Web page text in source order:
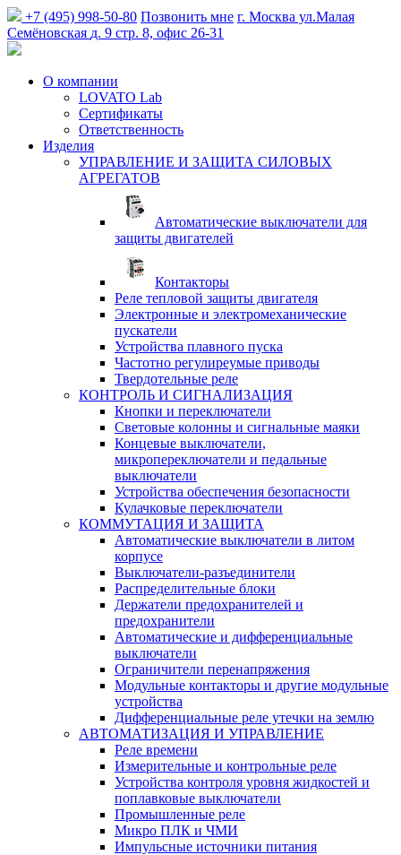
+7 (495) 998-50-80 Позвонить мне г. Москва ул.Малая
Семёновская д. 9 стр. 8, офис 26-31
О компании
LOVATO Lab
Сертификаты
Ответственность
Изделия
УПРАВЛЕНИЕ И ЗАЩИТА СИЛОВЫХ
АГРЕГАТОВ
Автоматические выключатели для
защиты двигателей
Контакторы
Реле тепловой защиты двигателя
Электронные и электромеханические
пускатели
Устройства плавного пуска
Частотно регулиреумые приводы
Твердотельные реле
КОНТРОЛЬ И СИГНАЛИЗАЦИЯ
Кнопки и переключатели
Световые колонны и сигнальные маяки
Концевые выключатели,
микропереключатели и педальные
выключатели
Устройства обеспечения безопасности
Кулачковые переключатели
КОММУТАЦИЯ И ЗАЩИТА
Автоматические выключатели в литом
корпусе
Выключатели-разъединители
Распределительные блоки
Держатели предохранителей и
предохранители
Автоматические и дифференциальные
выключатели
Ограничители перенапряжения
Модульные контакторы и другие модульные
устройства
Дифференциальные реле утечки на землю
АВТОМАТИЗАЦИЯ И УПРАВЛЕНИЕ
Реле времени
Измерительные и контрольные реле
Устройства контроля уровня жидкостей и
поплавковые выключатели
Промышленные реле
Микро ПЛК и ЧМИ
Импульсные источники питания